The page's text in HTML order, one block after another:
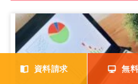
資料請求 無